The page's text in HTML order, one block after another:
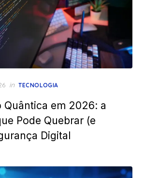
in TECNOLOGIA
Quântica em 2026: a
Pode Quebrar (e
Digital